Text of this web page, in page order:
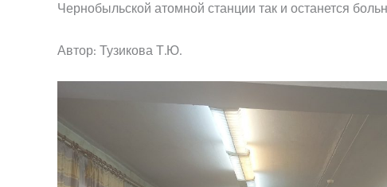
Чернобыльской атомной станции так и останется
Автор: Тузикова Т.Ю.